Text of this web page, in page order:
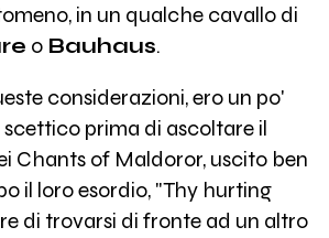
in un qualche cavallo di
o Bauhaus.
considerazioni, ero un po'
prima di ascoltare il
Chants of Maldoror, uscito ben
il loro esordio, "Thy hurting
di trovarsi di fronte ad un altro